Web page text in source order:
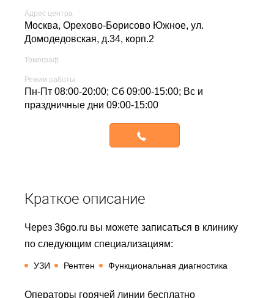
Адрес центра
Москва, Орехово-Борисово Южное, ул.
Домодедовская, д.34, корп.2
Томограф
Режим работы
Пн-Пт 08:00-20:00; Сб 09:00-15:00; Вс и
праздничные дни 09:00-15:00
Краткое описание
Через 36go.ru вы можете записаться в клинику
по следующим специализациям:
УЗИ Рентген Функциональная диагностика
Операторы горячей линии бесплатно